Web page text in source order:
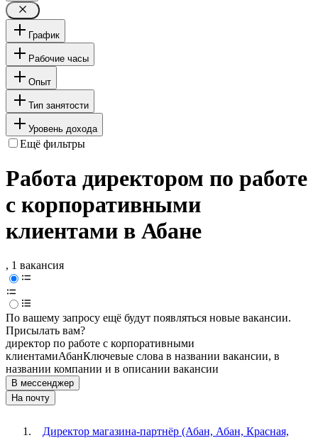
График
Рабочие часы
Опыт
Тип занятости
Уровень дохода
Ещё фильтры
Работа директором по работе
с корпоративными
клиентами в Абане
, 1 вакансия
По вашему запросу ещё будут появляться новые вакансии.
Присылать вам?
директор по работе с корпоративными
клиентамиАбанКлючевые слова в названии вакансии, в
названии компании и в описании вакансии
В мессенджер
На почту
Директор магазина-партнёр (Абан, Абан, Красная,